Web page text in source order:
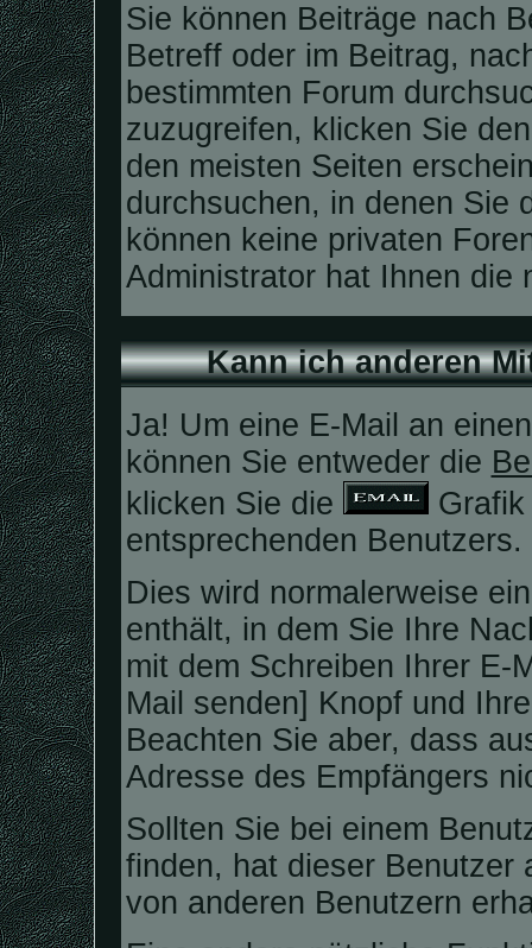
Sie können Beiträge nach
Betreff oder im Beitrag,
bestimmten Forum
zuzugreifen, klicken Sie
den meisten Seiten
durchsuchen, in denen Sie
können keine privaten
Administrator hat Ihnen die
Kann ich anderen
Ja! Um eine E-Mail an
können Sie entweder die
klicken Sie die
entsprechenden Benutzers.
Dies wird normalerweise
enthält, in dem Sie Ihre
mit dem Schreiben Ihrer E-
Mail senden] Knopf und
Beachten Sie aber, dass
Adresse des Empfängers
Sollten Sie bei einem
finden, hat dieser Benutzer
von anderen Benutzern